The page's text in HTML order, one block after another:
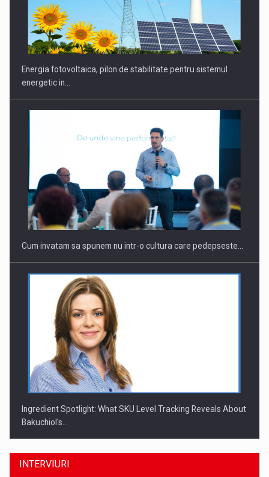
CEO Conference - Shaping The Future - Technology and…
Webinar - Business Evolution-RETHINK STRATEGY-Finantare
Investitii Digitalizare
Energia fotovoltaica, pilon de stabilitate pentru sistemul
energetic in…
Cum invatam sa spunem nu intr-o cultura care pedepseste…
Ingredient Spotlight: What SKU Level Tracking Reveals About
Bakuchiol's…
INTERVIURI